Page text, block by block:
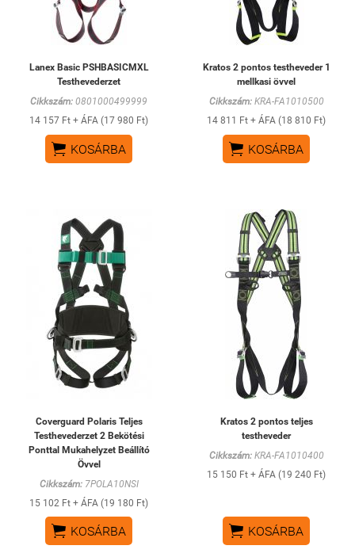
Lanex Basic PSHBASICMXL
Testhevederzet
Cikkszám: 0801000499999
14 157 Ft + ÁFA (17 980 Ft)
 KOSÁRBA
Kratos 2 pontos testheveder 1
mellkasi övvel
Cikkszám:KRA-FA1010500
14 811 Ft + ÁFA (18 810 Ft)
 KOSÁRBA
Coverguard Polaris Teljes
Testhevederzet 2 Bekötési
Ponttal Mukahelyzet Beállító
Övvel
Cikkszám:7POLA10NSI
15 102 Ft + ÁFA (19 180 Ft)
 KOSÁRBA
Kratos 2 pontos teljes
testheveder
Cikkszám:KRA-FA1010400
15 150 Ft + ÁFA (19 240 Ft)
 KOSÁRBA